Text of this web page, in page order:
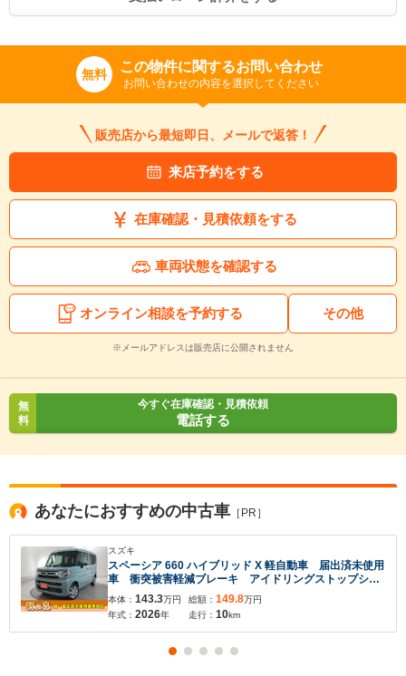
無料 この物件に関するお問い合わせ
お問い合わせの内容を選択してください
販売店から最短即日、メールで返答！
来店予約をする
在庫確認・見積依頼をする
車両状態を確認する
オンライン相談を予約する その他
※メールアドレスは販売店に公開されません
無
料
今すぐ在庫確認・見積依頼
電話する
あなたにおすすめの中古車 ［PR］
スズキ
スペーシア 660 ハイブリッド X 軽自動車 届出済未使用
車 衝突被害軽減ブレーキ アイドリングストップシス
テム シートヒーター 両側電動スライドドア スマー
トキー フルフラットシート ベンチシート パワーウ
ィンドウ ABS オットマン
本体： 143.3万円
年式： 2026年
総額： 149.8万円
走行： 10km
入力途中の情報を保存しますか？
※次回問い合わせをする際に自動入力されます
いいえ はい